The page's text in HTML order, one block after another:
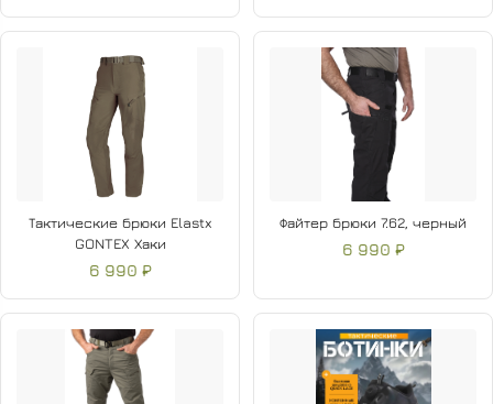
Тактические брюки Elastx
GONTEX Хаки
6 990 ₽
Файтер брюки 7.62, черный
6 990 ₽